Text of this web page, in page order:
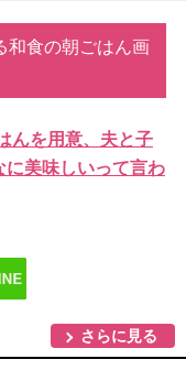
和食の朝ごはん画
んを用意、夫と子
に美味しいって言わ
さらに見る